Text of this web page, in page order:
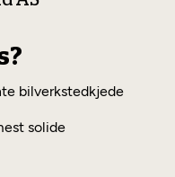
bilverkstedkjede
solide